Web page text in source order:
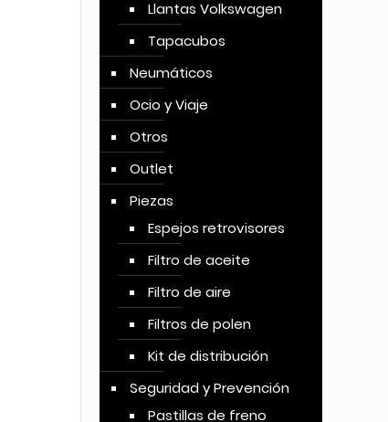
Llantas Volkswagen
Tapacubos
Neumáticos
Ocio y Viaje
Otros
Outlet
Piezas
Espejos retrovisores
Filtro de aceite
Filtro de aire
Filtros de polen
Kit de distribución
Seguridad y Prevención
Pastillas de freno